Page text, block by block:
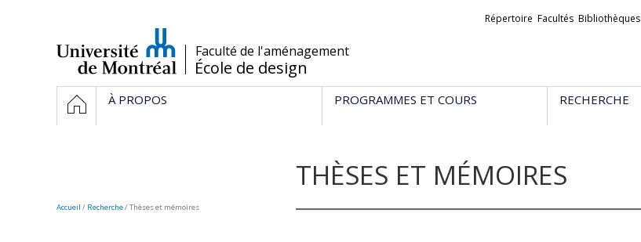
/Faculté de l'aménagement
École de design
Liens
Répertoire Facultés Bibliothèques
Navigation
principale
ACCUEIL
À PROPOS PROGRAMMES ET COURS RECHERCHE
THÈSES ET MÉMOIRES
Accueil / Recherche/Thèses et mémoires